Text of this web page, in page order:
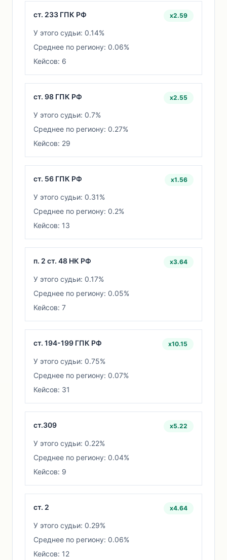
ст. 233 ГПК РФ x2.59
У этого судьи: 0.14%
Среднее по региону: 0.06%
Кейсов: 6
ст. 98 ГПК РФ x2.55
У этого судьи: 0.7%
Среднее по региону: 0.27%
Кейсов: 29
ст. 56 ГПК РФ x1.56
У этого судьи: 0.31%
Среднее по региону: 0.2%
Кейсов: 13
п. 2 ст. 48 НК РФ x3.64
У этого судьи: 0.17%
Среднее по региону: 0.05%
Кейсов: 7
ст. 194-199 ГПК РФ x10.15
У этого судьи: 0.75%
Среднее по региону: 0.07%
Кейсов: 31
ст.309 x5.22
У этого судьи: 0.22%
Среднее по региону: 0.04%
Кейсов: 9
ст. 2 x4.64
У этого судьи: 0.29%
Среднее по региону: 0.06%
Кейсов: 12